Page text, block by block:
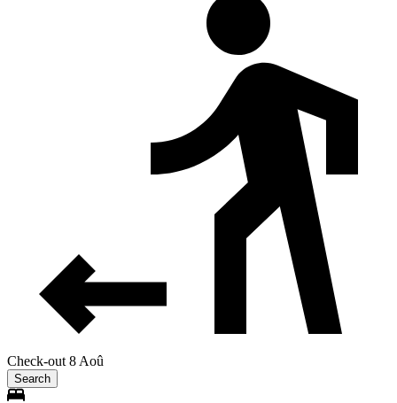
Check-out 8 Aoû
Search